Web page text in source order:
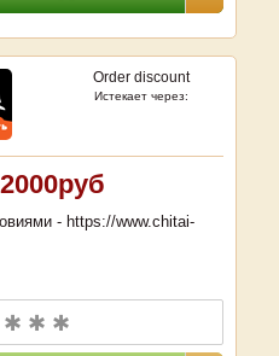
Order discount
Истекает через:
- https://www.chitai-
✱ ✱